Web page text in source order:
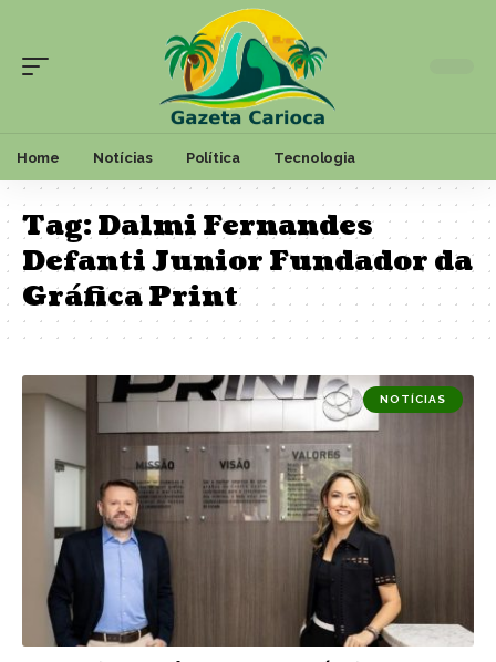
Home Notícias Política Tecnologia
Tag:Dalmi Fernandes
Defanti Junior Fundador da
Gráfica Print
NOTÍCIAS